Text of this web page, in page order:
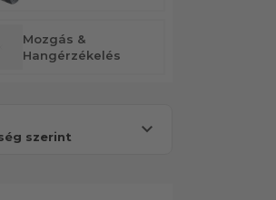
Mozgás &
Hangérzékelés